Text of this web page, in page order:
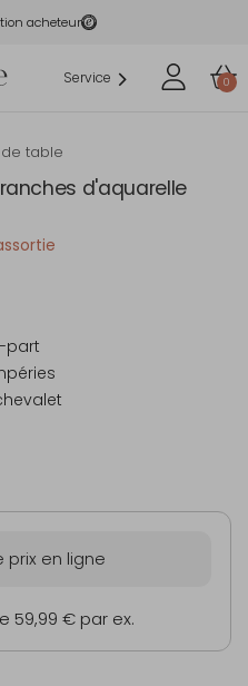
acheteur
Service 0
table
d'aquarelle
part
prix en ligne
59,99 € par ex.